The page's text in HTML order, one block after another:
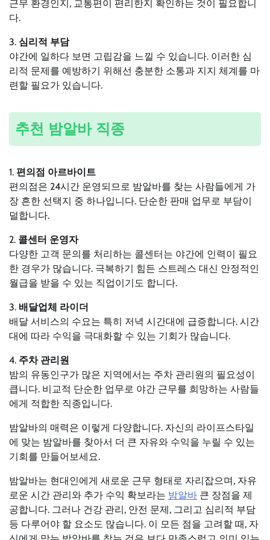
근무 환경인지, 교통편이 편리한지 확인하는 것이 필요합니
다.
3. 심리적 부담
야간에 일하다 보면 고립감을 느낄 수 있습니다. 이러한 심
리적 문제를 예방하기 위해선 충분한 소통과 지지 체계를 마
련할 필요가 있습니다.
추천 밤알바 직종
1. 편의점 아르바이트
편의점은 24시간 운영되므로 밤알바를 찾는 사람들에게 가
장 흔한 선택지 중 하나입니다. 단순한 판매 업무로 부담이
덜합니다.
2. 콜센터 운영자
다양한 고객 문의를 처리하는 콜센터는 야간에 인력이 필요
한 경우가 많습니다. 극복하기 힘든 스트레스 대신 안정적인
월급을 받을 수 있는 직업이기도 합니다.
3. 배달업체 라이더
배달 서비스의 수요는 특히 저녁 시간대에 급증합니다. 시간
대에 따라 수익을 극대화할 수 있는 기회가 많습니다.
4. 주차 관리원
밤의 유동인구가 많은 지역에서는 주차 관리원의 필요성이
큽니다. 비교적 단순한 업무로 야간 근무를 희망하는 사람들
에게 적합한 직종입니다.
밤알바의 매력은 이렇게 다양합니다. 자신의 라이프스타일
에 맞는 밤알바를 찾아서 더 큰 자유와 수익을 누릴 수 있는
기회를 만들어보세요.
밤알바는 현대인에게 새로운 근무 형태로 자리잡으며, 자유
로운 시간 관리와 추가 수익 확보라는 밤알바 큰 장점을 제
공합니다. 그러나 건강 관리, 안전 문제, 그리고 심리적 부담
등 다루어야 할 요소도 많습니다. 이 모든 점을 고려할 때, 자